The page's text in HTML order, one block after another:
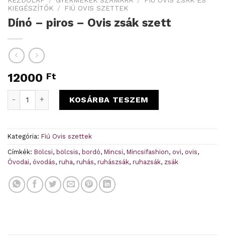
KIEGÉSZÍTŐK / FIÚ OVIS SZETTEK
Dínó – piros – Ovis zsák szett
12000 Ft
Dínó - piros - Ovis zsák szett mennyiség
KOSÁRBA TESZEM
Kategória: Fiú Ovis szettek
Címkék: Bölcsi, bölcsis, bordó, Mincsi, Mincsifashion, ovi, ovis,
Óvodai, óvodás, ruha, ruhás, ruhászsák, ruhazsák, zsák